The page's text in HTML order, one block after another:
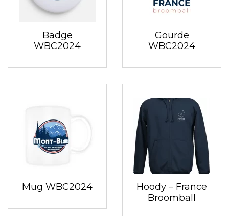
Badge
WBC2024
Gourde
WBC2024
Mug WBC2024
Hoody – France
Broomball